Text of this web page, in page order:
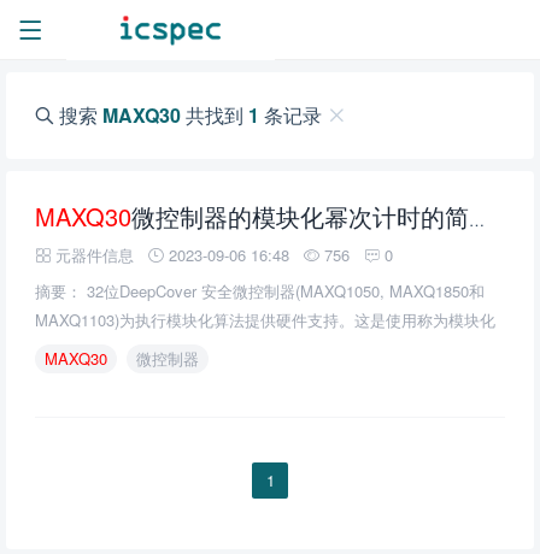
搜索 MAXQ30共找到 1 条记录
MAXQ30微控制器的模块化幂次计时的简单描述
元器件信息 2023-09-06 16:48 756
0
摘要： 32位DeepCover 安全微控制器(MAXQ1050, MAXQ1850和
MAXQ1103)为执行模块化算法提供硬件支持。这是使用称为模块化
算术加速器(MAA)的引擎完成的。此应用说明给出了各种模数大小、
MAXQ30 微控制器
1